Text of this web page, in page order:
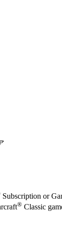
Subscription or
® Classic